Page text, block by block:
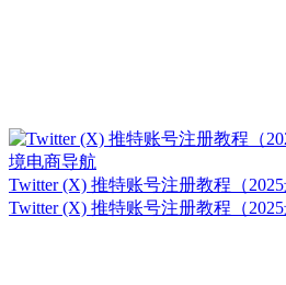
Twitter (X) 推特账号注册教程（2025
Twitter (X) 推特账号注册教程（2025